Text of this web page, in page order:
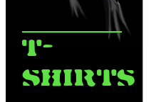
T-
SHIRTS